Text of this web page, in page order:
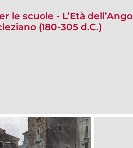
le scuole - L’Età
(180-305 d.C.)